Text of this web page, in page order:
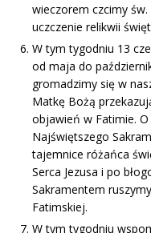
wieczorem czcimy
uczczenie relikwii
W tym tygodniu 13
od maja do
gromadzimy się w
Matkę Bożą
objawień w Fatimie.
Najświętszego
tajemnice różańca
Serca Jezusa i po
Sakramentem
Fatimskiej.
W tym tygodniu